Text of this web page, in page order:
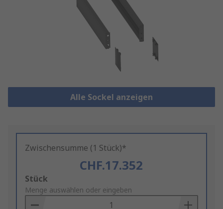
Alle Sockel anzeigen
Zwischensumme (1 Stück)*
CHF.17.352
Add
to
Basket
Stück
Menge auswählen oder eingeben